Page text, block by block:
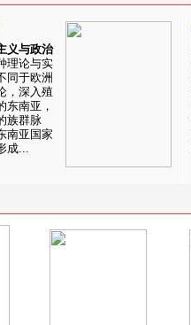
义与政治
理论与实
同于欧洲
，深入殖
东南亚，
族群脉
南亚国家
成...